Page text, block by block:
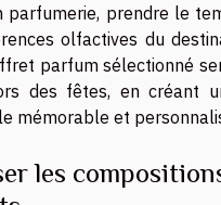
parfumerie, prendre le
olfactives du
parfum sélectionné
des fêtes, en créant
mémorable et
les